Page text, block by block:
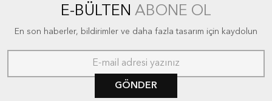
E-BÜLTEN ABONE OL
En son haberler, bildirimler ve daha fazla tasarım için kaydolun
GÖNDER